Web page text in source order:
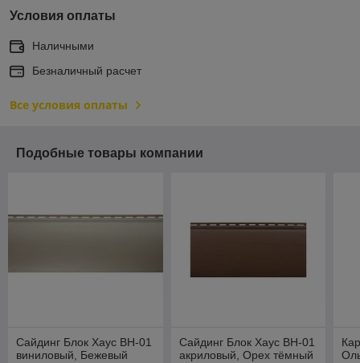
Условия оплаты
Наличными
Безналичный расчет
Все условия оплаты
Подобные товары компании
Сайдинг Блок Хаус ВН-01
виниловый, Бежевый
Сайдинг Блок Хаус ВН-01
акриловый, Орех тёмный